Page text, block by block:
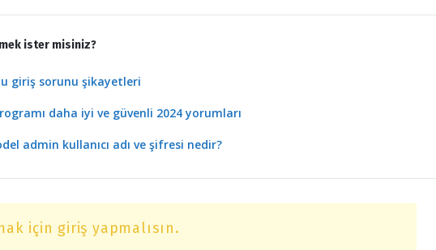
ister misiniz?
giriş sorunu şikayetleri
daha iyi ve güvenli 2024 yorumları
admin kullanıcı adı ve şifresi nedir?
için giriş yapmalısın.